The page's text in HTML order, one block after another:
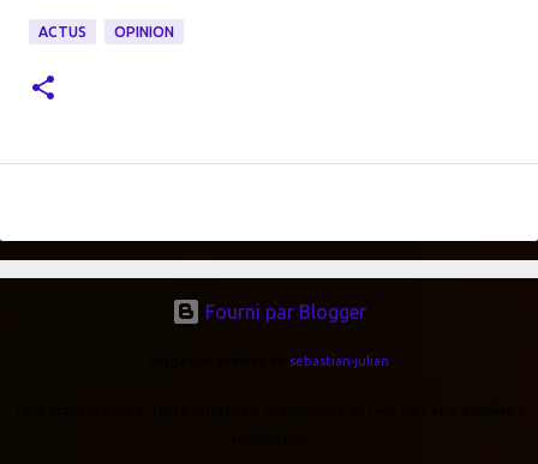
ACTUS OPINION
Fourni par Blogger
sebastian-julian